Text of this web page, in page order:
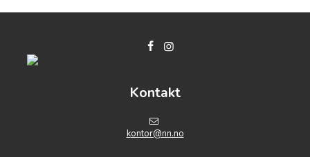
Kontakt
kontor@nn.no